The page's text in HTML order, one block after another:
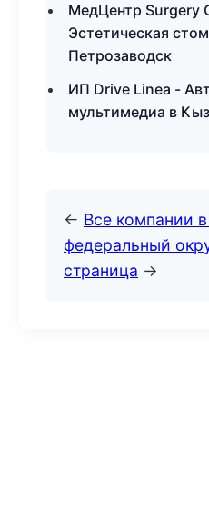
МедЦентр Surgery
Эстетическая
Петрозаводск
ИП Drive Linea -
мультимедиа в
← Все компании
федеральный
страница →